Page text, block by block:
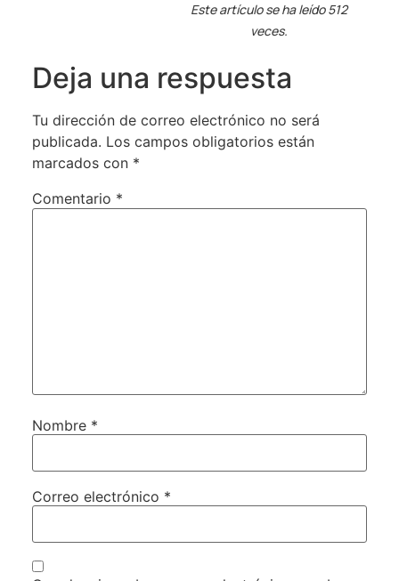
Este artículo se ha leído 512
veces.
Deja una respuesta
Tu dirección de correo electrónico no será
publicada. Los campos obligatorios están
marcados con *
Comentario *
Nombre *
Correo electrónico *